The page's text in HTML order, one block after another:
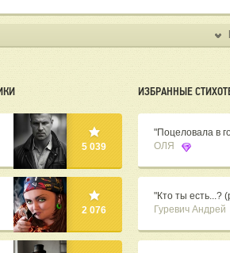
5 039
2 076
ИЗБРАННЫЕ
"Поцеловала в
ОЛЯ
"Кто ты есть...?
Гуревич Андрей